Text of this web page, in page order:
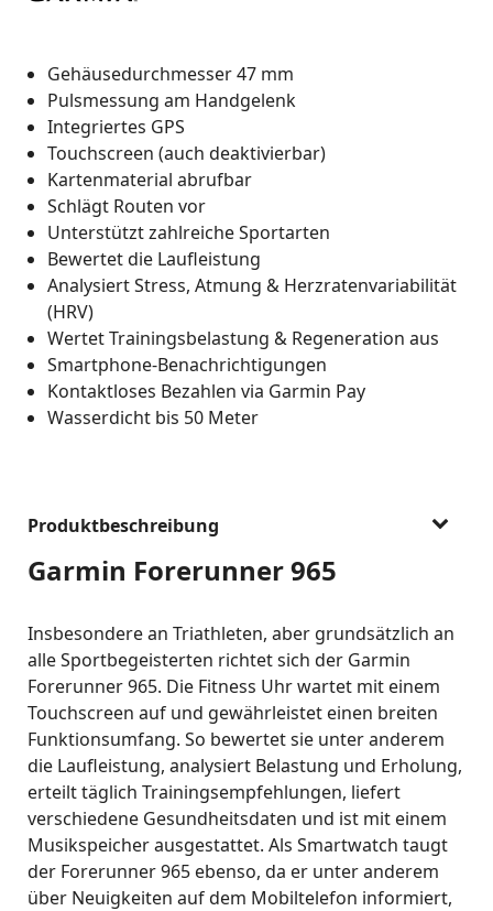
Gehäusedurchmesser 47 mm
Pulsmessung am Handgelenk
Integriertes GPS
Touchscreen (auch deaktivierbar)
Kartenmaterial abrufbar
Schlägt Routen vor
Unterstützt zahlreiche Sportarten
Bewertet die Laufleistung
Analysiert Stress, Atmung & Herzratenvariabilität
(HRV)
Wertet Trainingsbelastung & Regeneration aus
Smartphone-Benachrichtigungen
Kontaktloses Bezahlen via Garmin Pay
Wasserdicht bis 50 Meter
Produktbeschreibung
Garmin Forerunner 965
Insbesondere an Triathleten, aber grundsätzlich an
alle Sportbegeisterten richtet sich der Garmin
Forerunner 965. Die Fitness Uhr wartet mit einem
Touchscreen auf und gewährleistet einen breiten
Funktionsumfang. So bewertet sie unter anderem
die Laufleistung, analysiert Belastung und Erholung,
erteilt täglich Trainingsempfehlungen, liefert
verschiedene Gesundheitsdaten und ist mit einem
Musikspeicher ausgestattet. Als Smartwatch taugt
der Forerunner 965 ebenso, da er unter anderem
über Neuigkeiten auf dem Mobiltelefon informiert,